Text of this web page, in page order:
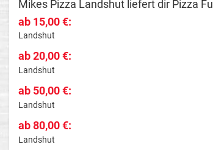
Mikes Pizza Landshut liefert dir Pizza
ab 15,00 €:
Landshut
ab 20,00 €:
Landshut
ab 50,00 €:
Landshut
ab 80,00 €:
Landshut